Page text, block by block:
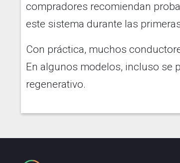
compradores recomiendan
este sistema durante las
Con práctica, muchos
En algunos modelos, incluso se
regenerativo.